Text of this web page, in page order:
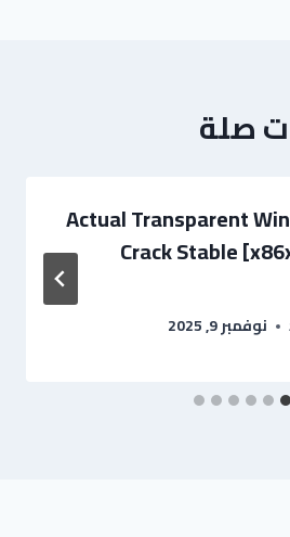
صلة
Actual Transparent
Crack Stable
نوفمبر 9, 2025